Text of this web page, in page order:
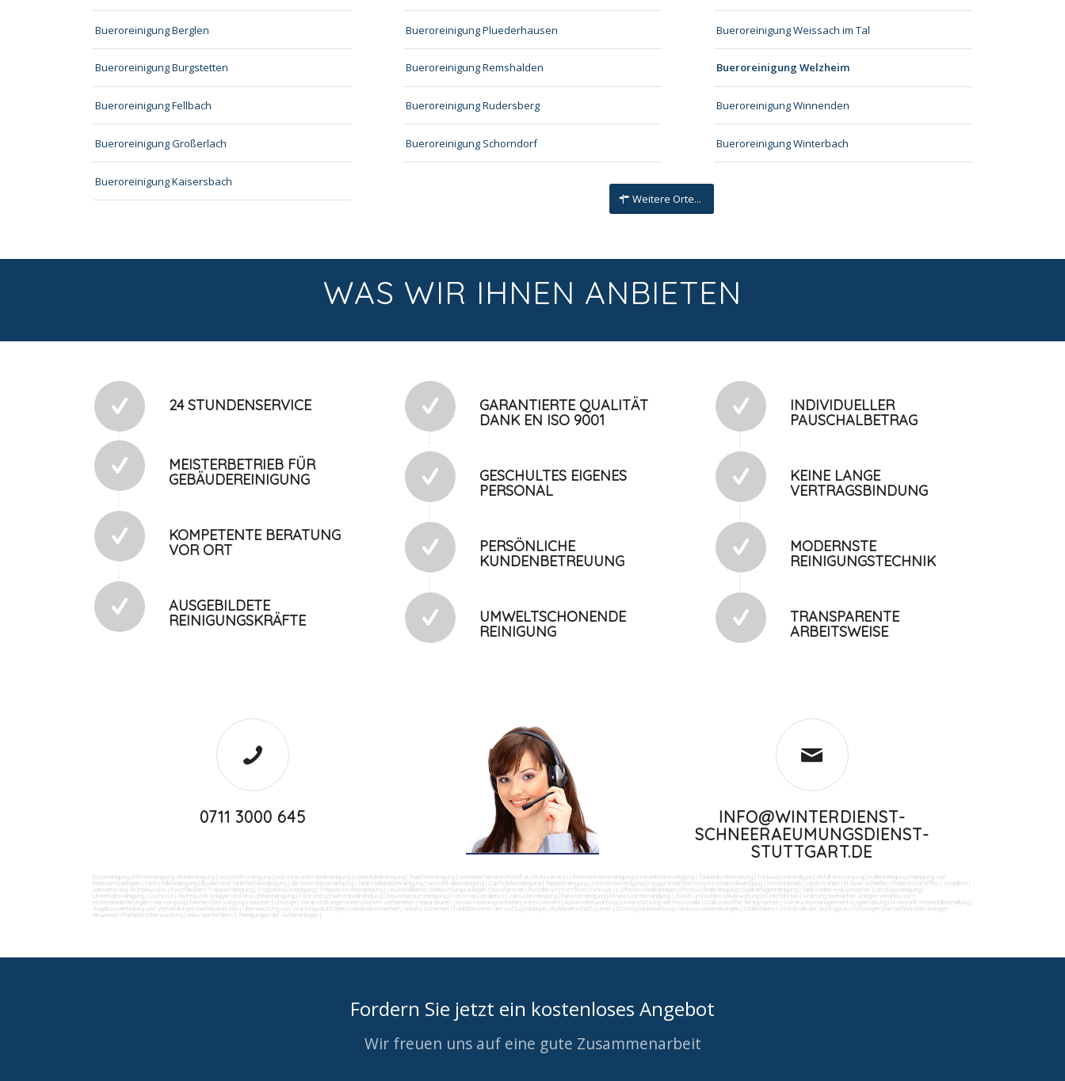
Bueroreinigung Berglen
Bueroreinigung Burgstetten
Bueroreinigung Fellbach
Bueroreinigung Großerlach
Bueroreinigung Kaisersbach
Bueroreinigung Pluederhausen
Bueroreinigung Remshalden
Bueroreinigung Rudersberg
Bueroreinigung Schorndorf
Bueroreinigung Weissach im Tal
Bueroreinigung Welzheim
Bueroreinigung Winnenden
Bueroreinigung Winterbach
Weitere Orte...
WAS WIR IHNEN ANBIETEN
24 STUNDENSERVICE
MEISTERBETRIEB FÜR
GEBÄUDEREINIGUNG
KOMPETENTE BERATUNG
VOR ORT
AUSGEBILDETE
REINIGUNGSKRÄFTE
GARANTIERTE QUALITÄT
DANK EN ISO 9001
GESCHULTES EIGENES
PERSONAL
PERSÖNLICHE
KUNDENBETREUUNG
UMWELTSCHONENDE
REINIGUNG
INDIVIDUELLER
PAUSCHALBETRAG
KEINE LANGE
VERTRAGSBINDUNG
MODERNSTE
REINIGUNGSTECHNIK
TRANSPARENTE
ARBEITSWEISE
0711 3000 645
INFO@WINTERDIENST-
SCHNEERAEUMUNGSDIENST-
STUTTGART.DE
Büroreinigung |Firmenreinigung |Bankreinigung Geschäftsreinigung |Industrie und Fabrikreinigung |Ladenlokalreinigung Toilettenreinigung Gewerbe Service |Putzfrau |Putzservice |Unternehmensreinigung |Hundekotbeseitigung Taubenkotbeseitung Trinkwasseranalyse Abfall entsorgung |Hallenreinigung |Reinigung von
Farbspritzanlagen
Tankstellenreinigung |Boden und Tankflächenreinigung SB-Waschboxreinigung Tankstellendachreinigung Waschhallenreinigung Zapfsäulenreinigung Teppichreinigung und Polsterreinigung |Kaugummientfernung |Hochdruckreinigung Gummiabrieb | Sandstrahlen |Fräsen schleifen |Polieren Graffitis Vogelkot
Verwitterung Grünbewuchs
|Rostflecken Treppenreinigung Treppenhausreinigung Treppenstufenreinigung |Leuchtreklame |Beleuchtungsanlagen |Bürofenster |Putzdienst |Putzfirma |Norovirus |Photovoltaikanlagen |Photovoltaikreinigung Solaranlagenreinigung Tankstellen-Hausmeister |Umzugsreinigung
Unterhaltsreinigung Osmose Technische Anlagen und Maschinenreinigung |Pool und Schwimmbadreinigung Gewerberaumreinigung |Hausmeisterdienst Jalousienreinigung |Fensterreinigung |Fitnesscenterreinigung Zutritt und Schlüsselverwaltung |Kurierfahrten Wartung technicher Anlagen veranlassen
Materialanlieferungen
Versorgungsfahrten |Entsorgungsarbeiten |Umzüge Veranstaltungen intern/extern vorbereiten Reparaturen (Ausbesserungsarbeiten) intern/extern Automatenwartung |Unterstützung der Poststelle Collico-Koffer fertigmachen Vordrucksmanagement (Lagerhaltung) |Fuhrpark |Materialbestellung
Angebotseinholung und Verhandlungen bei Reparaturen
Überwachung von Wartungsaufträgen Gebäudesicherheit Arbeitssicherheit |Funktionstest der Aufzugsanlagen |Rufbereitschaft |Unterstützung bei Bewirtung Aktionsvorbereitungen Schließdienst |Kontrolle der Auftragsausführungen
bei technischen Anlagen
einweisen
|Parkplatzüberwachung |teilw. Winterdienst, Reinigungen der Außenanlagen
Fordern Sie jetzt ein kostenloses Angebot
Wir freuen uns auf eine gute Zusammenarbeit